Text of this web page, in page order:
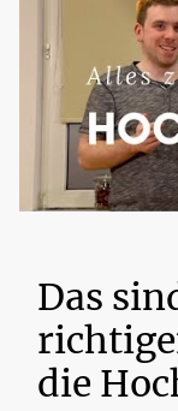
Das
die